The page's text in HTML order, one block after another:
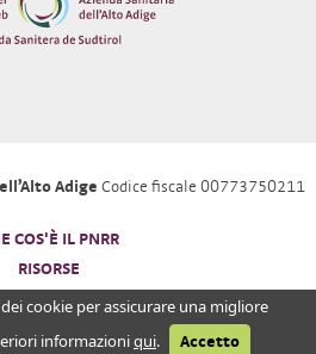
Adige Codice fiscale 00773750211
COS'È IL PNRR
RISORSE
PRIVACY
cookie per assicurare una migliore
informazioniqui. Accetto